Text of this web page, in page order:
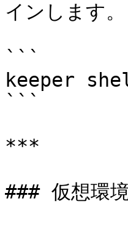
インします。
```
keeper
```
***
### 仮想環